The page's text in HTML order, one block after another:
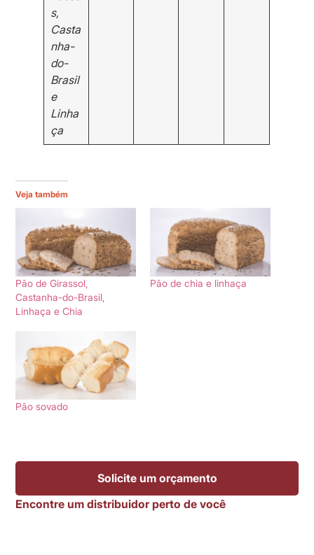
s,
Casta
nha-
do-
Brasil
e
Linha
ça
Veja também
Pão de Girassol,
Castanha-do-Brasil,
Linhaça e Chia
Pão de chia e linhaça
Pão sovado
Solicite um orçamento
Encontre um distribuidor perto de você